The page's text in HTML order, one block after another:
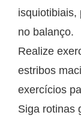
isquiotibiais,
no balanço.
Realize
estribos
exercícios
Siga rotinas